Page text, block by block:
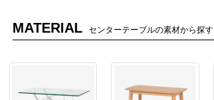
MATERIAL センターテーブルの素材から探す